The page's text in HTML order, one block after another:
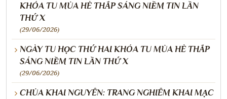
KHÓA TU MÙA HÈ THẮP SÁNG NIỀM TIN LẦN
THỨ X
(29/06/2026)
NGÀY TU HỌC THỨ HAI KHÓA TU MÙA HÈ THẮP
SÁNG NIỀM TIN LẦN THỨ X
(29/06/2026)
CHÙA KHAI NGUYÊN: TRANG NGHIÊM KHAI MẠC